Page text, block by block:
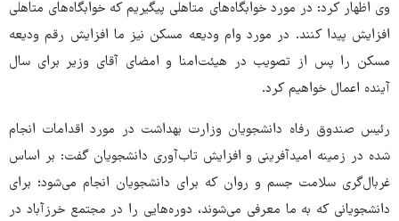
وی اظهار کرد: در مورد خوابگاه‌های متاهلی پیگیریم که خوابگاه‌های متاهلی
افزایش پیدا کنند. در مورد وام ودیعه مسکن نیز ما افزایش رقم ودیعه
مسکن را پس از تصویب در هیئت‌امنا و امضای آقای وزیر برای سال
آینده اعمال خواهیم کرد.
رئیس صندوق رفاه دانشجویان وزارت بهداشت در مورد اقدامات انجام
شده در زمینه امیدآفرینی و افزایش تاب‌آوری دانشجویان گفت: بر اساس
غربال‌گری سلامت جسم و روان که برای دانشجویان انجام می‌شود؛ برای
دانشجویانی که به ما معرفی می‌شوند، دوره‌هایی را در مجتمع خرزآباد در